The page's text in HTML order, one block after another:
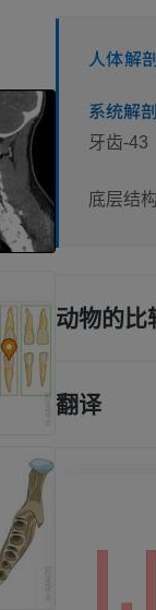
人体解
系统解
牙齿-43
底层结
动物的比
翻译